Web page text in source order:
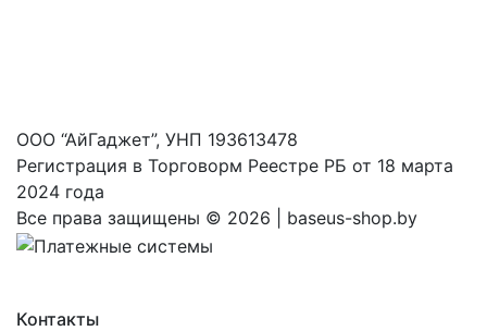
ООО “АйГаджет”, УНП 193613478
Регистрация в Торговорм Реестре РБ от 18 марта
2024 года
Все права защищены © 2026 | baseus-shop.by
Контакты